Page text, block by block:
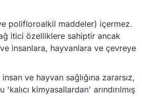
polifloroalkil maddeler) içermez.
itici özelliklere sahiptir ancak
ve insanlara, hayvanlara ve çevreye
ve hayvan sağlığına zararsız,
kimyasallardan' arındırılmış